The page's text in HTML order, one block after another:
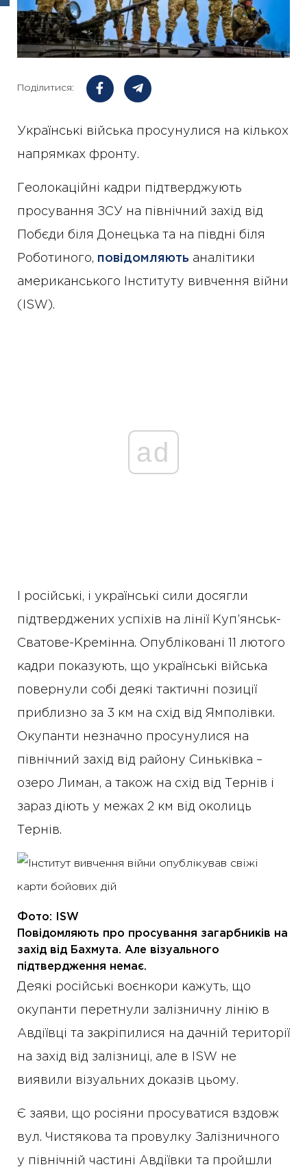
Поділитися:
Українські війська просунулися на кількох
напрямках фронту.
Геолокаційні кадри підтверджують
просування ЗСУ на північний захід від
Побєди біля Донецька та на півдні біля
Роботиного, повідомляють аналітики
американського Інституту вивчення війни
(ISW).
ad
І російські, і українські сили досягли
підтверджених успіхів на лінії Куп’янськ-
Сватове-Кремінна. Опубліковані 11 лютого
кадри показують, що українські війська
повернули собі деякі тактичні позиції
приблизно за 3 км на схід від Ямполівки.
Окупанти незначно просунулися на
північний захід від району Синьківка –
озеро Лиман, а також на схід від Тернів і
зараз діють у межах 2 км від околиць
Тернів.
Фото: ISW
Повідомляють про просування загарбників на
захід від Бахмута. Але візуального
підтвердження немає.
Деякі російські воєнкори кажуть, що
окупанти перетнули залізничну лінію в
Авдіївці та закріпилися на дачній території
на захід від залізниці, але в ISW не
виявили візуальних доказів цьому.
Є заяви, що росіяни просуватися вздовж
вул. Чистякова та провулку Залізничного
у північній частині Авдіївки та пройшли